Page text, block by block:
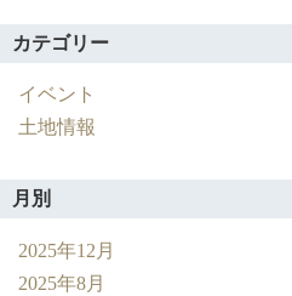
カテゴリー
イベント
土地情報
月別
2025年12月
2025年8月